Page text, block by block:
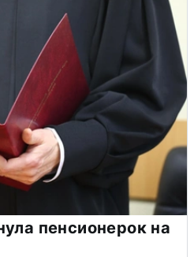
пенсионерок на